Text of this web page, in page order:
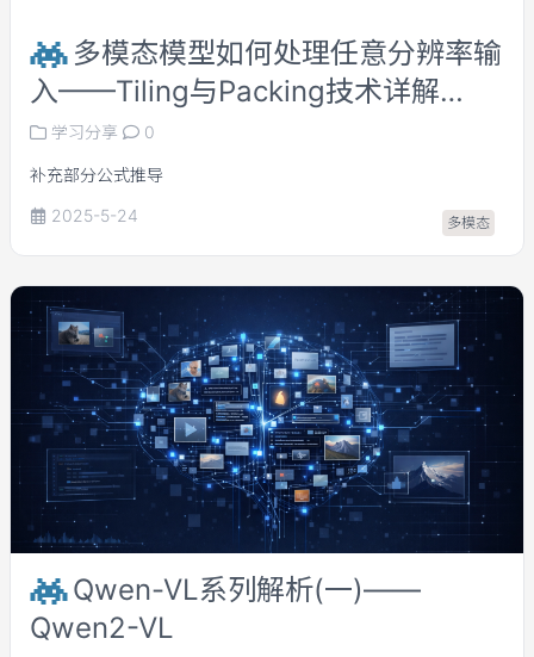
多模态模型如何处理任意分辨率输
入——Tiling与Packing技术详解
(part2)
学习分享 0
补充部分公式推导
2025-5-24
多模态
Qwen-VL系列解析(一)——
Qwen2-VL